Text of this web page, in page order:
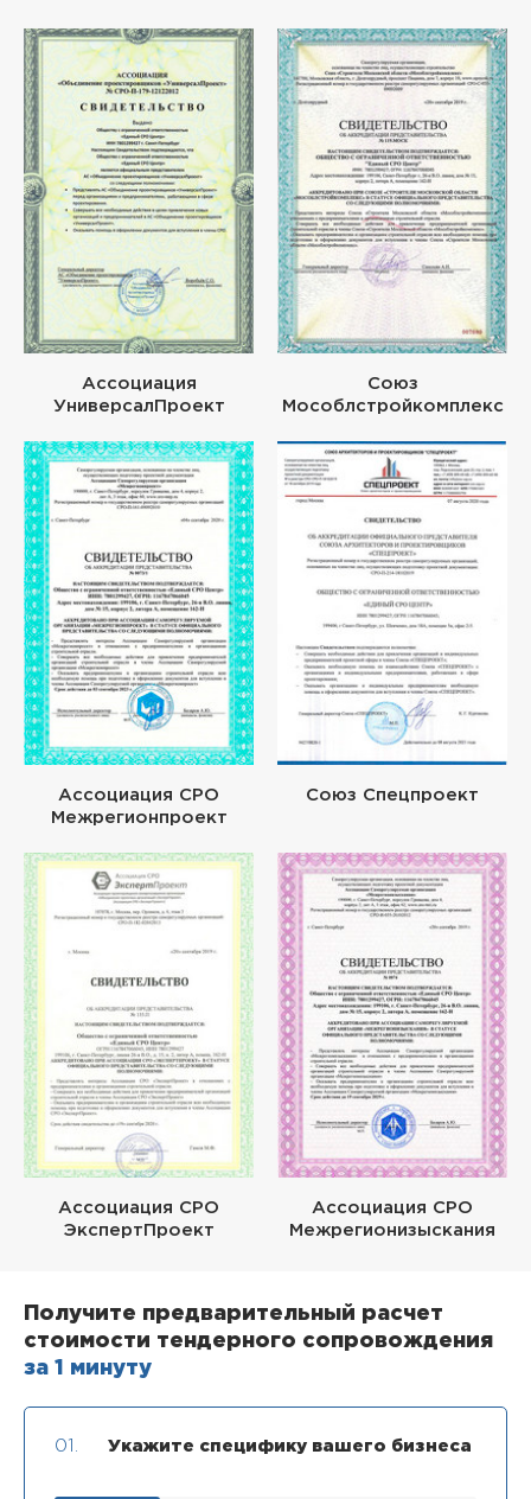
Ассоциация
УниверсалПроект
Союз
Мособлстройкомплекс
Ассоциация СРО
Межрегионпроект
Союз Спецпроект
Ассоциация СРО
ЭкспертПроект
Ассоциация СРО
Межрегионизыскания
Получите предварительный расчет
стоимости тендерного сопровождения
за 1 минуту
01. Укажите специфику вашего бизнеса